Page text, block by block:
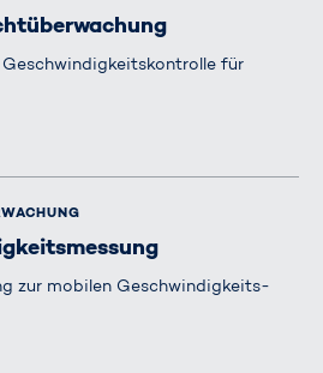
für
zur mobilen Geschwindigkeits­